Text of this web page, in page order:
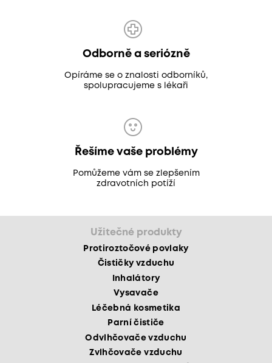
Odborně a seriózně
Opíráme se o znalosti odborníků,
spolupracujeme s lékaři
Řešíme vaše problémy
Pomůžeme vám se zlepšením
zdravotních potíží
Užitečné produkty
Protiroztočové povlaky
Čističky vzduchu
Inhalátory
Vysavače
Léčebná kosmetika
Parní čističe
Odvlhčovače vzduchu
Zvlhčovače vzduchu